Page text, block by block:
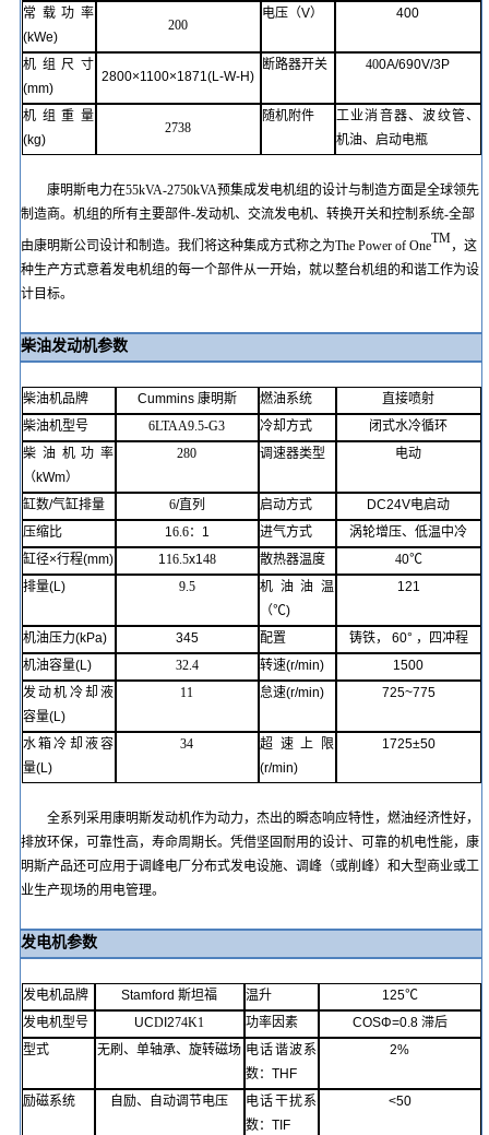
常载功率
(kWe)
200
电压（V） 400
机组尺寸
(mm)
2800×1100×1871(L-W-H)
断路器开关 400A/690V/3P
机组重量
(kg)
2738
随机附件
工业消音器、波纹管、
机油、启动电瓶
康明斯电力在55kVA-2750kVA预集成发电机组的设计与制造方面是全球领先
制造商。机组的所有主要部件-发动机、交流发电机、转换开关和控制系统-全部
由康明斯公司设计和制造。我们将这种集成方式称之为The Power of One
TM
，这
种生产方式意着发电机组的每一个部件从一开始，就以整台机组的和谐工作为设
计目标。
柴油发动机参数
柴油机品牌 Cummins 康明斯 燃油系统
直接喷射
柴油机型号
6LTAA9.5-G3 冷却方式
闭式水冷循环
柴油机功率
（kWm）
280 调速器类型 电动
缸数/气缸排量 6/直列 启动方式 DC24V电启动
压缩比
16.6： 1 进气方式
涡轮增压、低温中冷
缸径×行程(mm) 116.5x148 散热器温度 40℃
排量(L) 9.5
机油油温
（℃)
121
机油压力(kPa) 345 配置 铸铁， 60° ，四冲程
机油容量(L) 32.4 转速(r/min)
1500
发动机冷却液
容量(L)
11 怠速(r/min) 725~775
水箱冷却液容
量(L)
34
超速上限
(r/min)
1725±50
全系列采用康明斯发动机作为动力，杰出的瞬态响应特性，燃油经济性好，
排放环保，可靠性高，寿命周期长。凭借坚固耐用的设计、可靠的机电性能，康
明斯产品还可应用于调峰电厂分布式发电设施、调峰（或削峰）和大型商业或工
业生产现场的用电管理。
发电机参数
发电机品牌 Stamford 斯坦福 温升
125℃
发电机型号
UCD I274K1 功率因素 COSΦ=0.8 滞后
型式
无刷 、单轴承、旋转磁场 电话谐波系
数： THF
2%
励磁系统 自励、自动调节电压 电话干扰系
数： TIF
<50